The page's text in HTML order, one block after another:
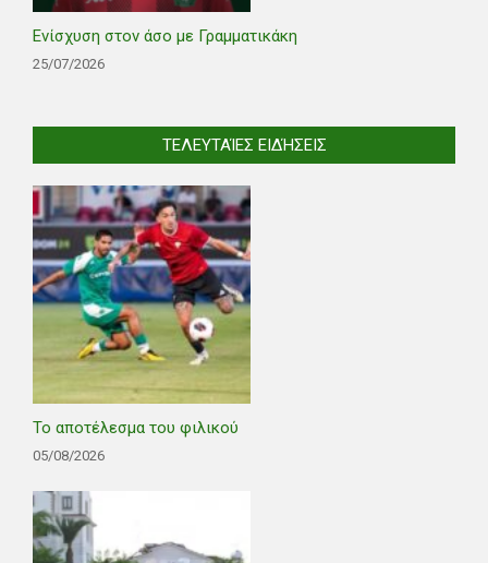
Ενίσχυση στον άσο με Γραμματικάκη
25/07/2026
ΤΕΛΕΥΤΑΊΕΣ ΕΙΔΉΣΕΙΣ
Το αποτέλεσμα του φιλικού
05/08/2026